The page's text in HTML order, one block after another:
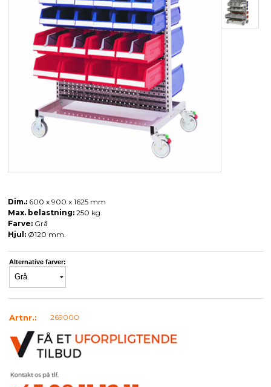
Dim.:600 x 900 x 1625 mm
Max. belastning:250 kg.
Farve:Grå
Hjul:Ø120 mm.
Alternative farver:
Artnr.: 269000